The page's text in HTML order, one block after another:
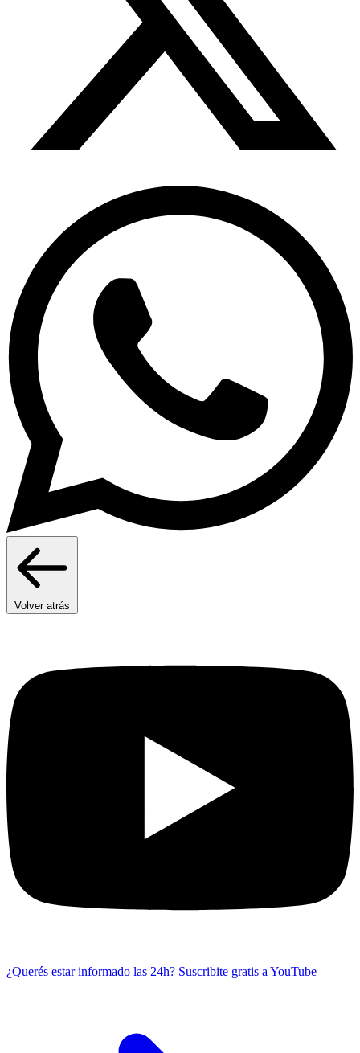
Volver atrás
¿Querés estar informado las 24h? Suscribite gratis a YouTube